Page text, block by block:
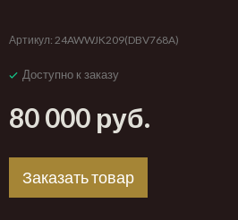
Артикул: 24AWWJK209(DBV768A)
Доступно к заказу
80 000 руб.
Заказать товар